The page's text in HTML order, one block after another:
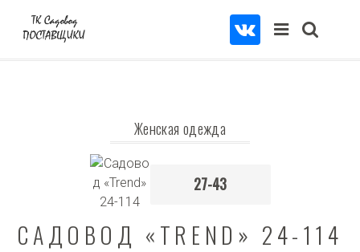
Женская одежда
27-43
САДОВОД «TREND» 24-114